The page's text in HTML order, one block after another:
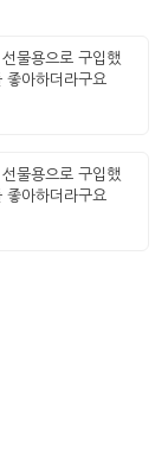
물용으로 구입했
좋아하더라구요
물용으로 구입했
좋아하더라구요